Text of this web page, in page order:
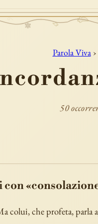
Parola Viva›
50
con
colui, che profeta, parla